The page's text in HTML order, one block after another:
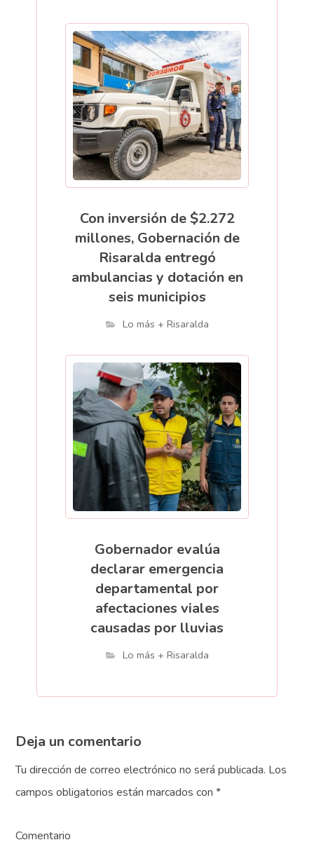
Con inversión de $2.272
millones, Gobernación de
Risaralda entregó
ambulancias y dotación en
seis municipios
Lo más + Risaralda
Gobernador evalúa
declarar emergencia
departamental por
afectaciones viales
causadas por lluvias
Lo más + Risaralda
Deja un comentario
Tu dirección de correo electrónico no será publicada. Los
campos obligatorios están marcados con*
Comentario